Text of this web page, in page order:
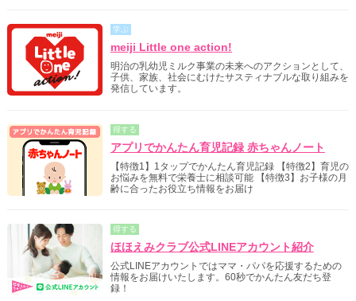
学ぶ
meiji Little one action!
明治の乳幼児ミルク事業の未来へのアクションとして、
子供、家族、社会にむけたサスティナブルな取り組みを
発信しています。
得する
アプリでかんたん育児記録 赤ちゃんノート
【特徴1】1タップでかんたん育児記録 【特徴2】育児の
お悩みを無料で栄養士に相談可能 【特徴3】お子様の月
齢に合ったお役立ち情報をお届け
得する
ほほえみクラブ公式LINEアカウント紹介
公式LINEアカウントではママ・パパを応援するための
情報をお届けいたします。60秒でかんたん友だち登
録！